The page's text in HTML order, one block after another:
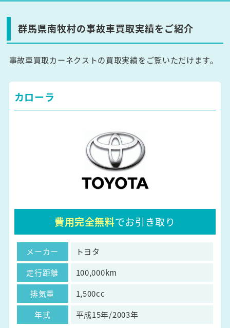
群馬県南牧村の事故車買取実績をご紹介
事故車買取カーネクストの買取実績をご覧いただけます。
カローラ
費用完全無料でお引き取り
メーカー
トヨタ
走行距離
100,000km
排気量
1,500cc
年式
平成15年/2003年